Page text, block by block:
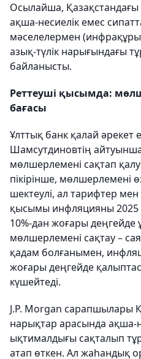
Осылайша, Қазақстандағы
ақша-несиелік емес
мәселелермен
азық-түлік нарығындағы
байланысты.
Реттеуші қысымда:
бағасы
Ұлттық банк қалай әрекет
Шамсутдиновтің
мөлшерлемені сақтап
пікірінше, мөлшерлемені
шектеулі, ал тарифтер
қысымы инфляцияны
10%-дан жоғары деңгейде
мөлшерлемені сақтау –
қадам болғанымен,
жоғары деңгейде
күшейтеді.
J.P. Morgan сарапшылары
нарықтар арасында ақша-
ықтималдығы сақталып
атап өткен. Ал жаһандық